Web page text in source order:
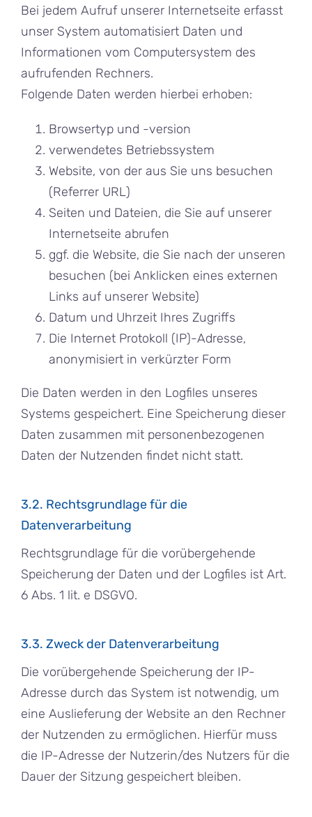
Bei jedem Aufruf unserer Internetseite erfasst
unser System automatisiert Daten und
Informationen vom Computersystem des
aufrufenden Rechners.
Folgende Daten werden hierbei erhoben:
Browsertyp und -version
verwendetes Betriebssystem
Website, von der aus Sie uns besuchen
(Referrer URL)
Seiten und Dateien, die Sie auf unserer
Internetseite abrufen
ggf. die Website, die Sie nach der unseren
besuchen (bei Anklicken eines externen
Links auf unserer Website)
Datum und Uhrzeit Ihres Zugriffs
Die Internet Protokoll (IP)-Adresse,
anonymisiert in verkürzter Form
Die Daten werden in den Logfiles unseres
Systems gespeichert. Eine Speicherung dieser
Daten zusammen mit personenbezogenen
Daten der Nutzenden findet nicht statt.
3.2. Rechtsgrundlage für die
Datenverarbeitung
Rechtsgrundlage für die vorübergehende
Speicherung der Daten und der Logfiles ist Art.
6 Abs. 1 lit. e DSGVO.
3.3. Zweck der Datenverarbeitung
Die vorübergehende Speicherung der IP-
Adresse durch das System ist notwendig, um
eine Auslieferung der Website an den Rechner
der Nutzenden zu ermöglichen. Hierfür muss
die IP-Adresse der Nutzerin/des Nutzers für die
Dauer der Sitzung gespeichert bleiben.